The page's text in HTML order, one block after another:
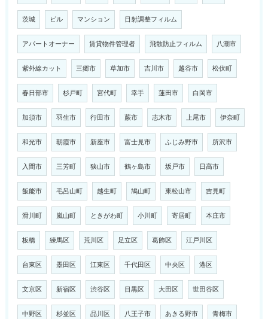
茨城 ビル マンション 日射調整フィルム
アパートオーナー 賃貸物件管理者 飛散防止フィルム 八潮市
紫外線カット 三郷市 草加市 吉川市 越谷市 松伏町
春日部市 杉戸町 宮代町 幸手 蓮田市 白岡市
加須市 羽生市 行田市 蕨市 志木市 上尾市 伊奈町
和光市 朝霞市 新座市 富士見市 ふじみ野市 所沢市
入間市 三芳町 狭山市 鶴ヶ島市 坂戸市 日高市
飯能市 毛呂山町 越生町 鳩山町 東松山市 吉見町
滑川町 嵐山町 ときがわ町 小川町 寄居町 本庄市
板橋 練馬区 荒川区 足立区 葛飾区 江戸川区
台東区 墨田区 江東区 千代田区 中央区 港区
文京区 新宿区 渋谷区 目黒区 大田区 世田谷区
中野区 杉並区 品川区 八王子市 あきる野市 青梅市